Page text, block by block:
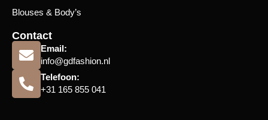
Blouses & Body’s
Contact
Email:
info@gdfashion.nl
Telefoon:
+31 165 855 041